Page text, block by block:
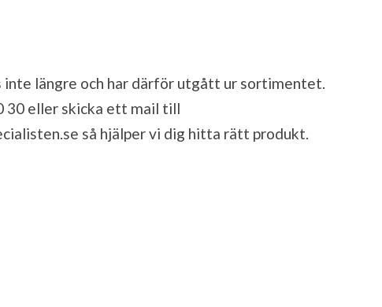
längre och har därför utgått ur sortimentet.
30 eller skicka ett mail till
så hjälper vi dig hitta rätt produkt.